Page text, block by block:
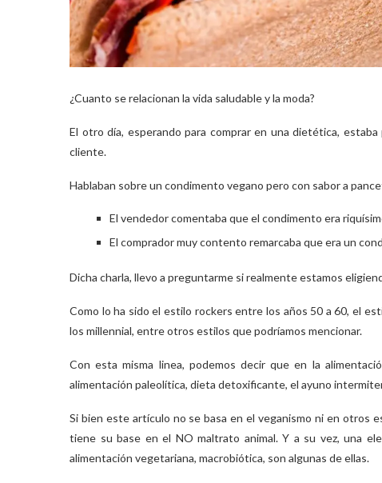
¿Cuanto se relacionan la vida saludable y la moda?
El otro día, esperando para comprar en una dietética,
cliente.
Hablaban sobre un condimento vegano pero con sabor a
El vendedor comentaba que el condimento era
El comprador muy contento remarcaba que era un
Dicha charla, llevo a preguntarme si realmente estamos
Como lo ha sido el estilo rockers entre los años 50 a 60, el
los millennial, entre otros estilos que podríamos mencionar.
Con esta misma linea, podemos decir que en la
alimentación paleolítica, dieta detoxificante, el ayuno
Si bien este artículo no se basa en el veganismo ni en otros
tiene su base en el NO maltrato animal. Y a su vez, una
alimentación vegetariana, macrobiótica, son algunas de ellas.